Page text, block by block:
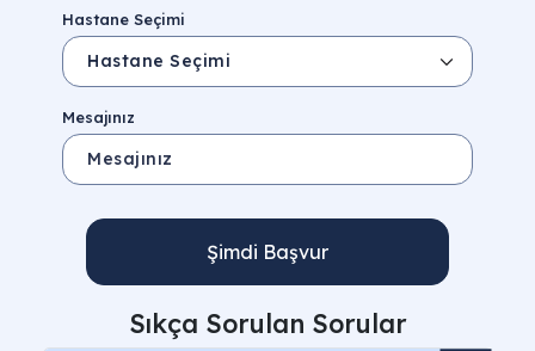
Hastane Seçimi
Mesajınız
Şimdi Başvur